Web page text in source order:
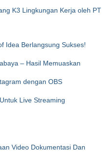
K3 Lingkungan Kerja oleh PT
Idea Berlangsung Sukses!
– Hasil Memuaskan
dengan OBS
Live Streaming
Video Dokumentasi Dan